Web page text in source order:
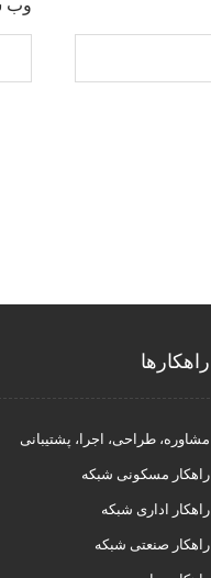
وب‌
راهکار‌ها
مشاوره، طراحی، اجرا، پشتیبانی
راهکار مسکونی شبکه
راهکار اداری شبکه
راهکار صنعتی شبکه